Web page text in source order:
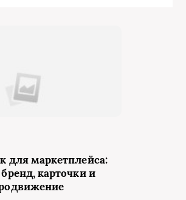
для маркетплейса:
карточки и